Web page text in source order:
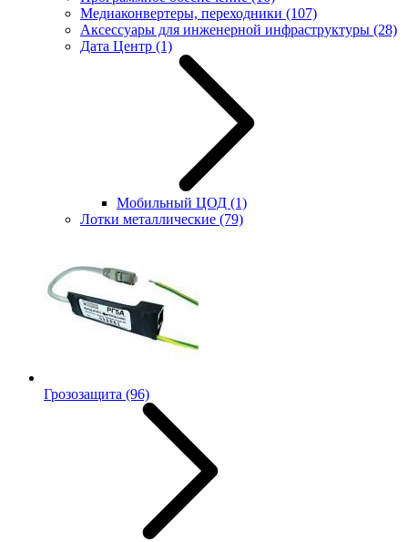
Медиаконвертеры, переходники (107)
Аксессуары для инженерной инфраструктуры (28)
Дата Центр (1)
Мобильный ЦОД (1)
Лотки металлические (79)
Грозозащита (96)